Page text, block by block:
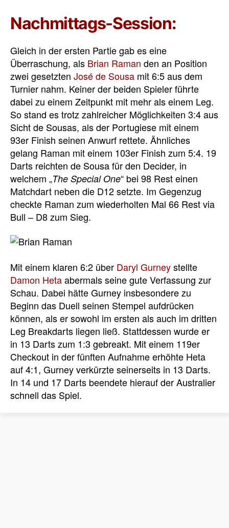
Nachmittags-Session:
Gleich in der ersten Partie gab es eine
Überraschung, als Brian Raman den an Position
zwei gesetzten José de Sousa mit 6:5 aus dem
Turnier nahm. Keiner der beiden Spieler führte
dabei zu einem Zeitpunkt mit mehr als einem Leg.
So stand es trotz zahlreicher Möglichkeiten 3:4 aus
Sicht de Sousas, als der Portugiese mit einem
93er Finish seinen Anwurf rettete. Ähnliches
gelang Raman mit einem 103er Finish zum 5:4. 19
Darts reichten de Sousa für den Decider, in
welchem „The Special One“ bei 98 Rest einen
Matchdart neben die D12 setzte. Im Gegenzug
checkte Raman zum wiederholten Mal 66 Rest via
Bull – D8 zum Sieg.
Mit einem klaren 6:2 über Daryl Gurneystellte
Damon Hetaabermals seine gute Verfassung zur
Schau. Dabei hätte Gurney insbesondere zu
Beginn das Duell seinen Stempel aufdrücken
können, als er sowohl im ersten als auch im dritten
Leg Breakdarts liegen ließ. Stattdessen wurde er
in 13 Darts zum 1:3 gebreakt. Mit einem 119er
Checkout in der fünften Aufnahme erhöhte Heta
auf 4:1, Gurney verkürzte seinerseits in 13 Darts.
In 14 und 17 Darts beendete hierauf der Australier
schnell das Spiel.